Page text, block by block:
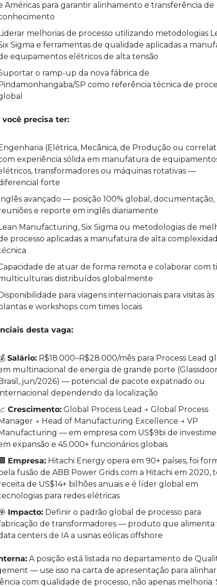
Américas para garantir alinhamento e transferência de
melhorias de processo utilizando metodologias
Sigma e ferramentas de qualidade aplicadas a
equipamentos elétricos de alta tensão
o ramp-up da nova fábrica de
SP como referência técnica de
você precisa ter:
(Elétrica, Mecânica, de Produção ou
experiência sólida em manufatura de
transformadores ou máquinas rotativas —
forte
avançado — posição 100% global, documentação,
e reporte em inglês diariamente
Manufacturing, Six Sigma ou metodologias de
processo aplicadas a manufatura de alta
de atuar de forma remota e colaborar com
distribuídos globalmente
para viagens internacionais para visitas às
e workshops com times locais
desta vaga:
Salário: R$18.000–R$28.000/mês para Process Lead
multinacional de energia de grande porte
jun/2026) — potencial de pacote expatriado ou
dependendo da localização
Crescimento: Global Process Lead → Global Process
→ Head of Manufacturing Excellence → VP
— em empresa com US$9bi de
expansão e 45.000+ funcionários globais
Empresa: Hitachi Energy opera em 90+ países, foi
fusão de ABB Power Grids com a Hitachi em 2020,
de US$14+ bilhões anuais e é líder global em
para redes elétricas
Impacto: Definir o padrão global de processo para
de transformadores — produto que alimenta
centers de IA a usinas eólicas offshore
A posição está listada no departamento de
— use isso na carta de apresentação para
com qualidade de processo, não apenas melhoria.